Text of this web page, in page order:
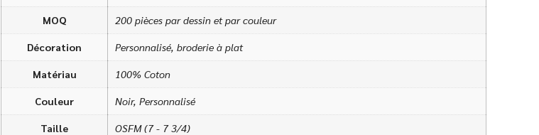
MOQ 200 pièces par dessin et par couleur
Décoration Personnalisé, broderie à plat
Matériau 100% Coton
Couleur Noir, Personnalisé
Taille OSFM (7 - 7 3/4)